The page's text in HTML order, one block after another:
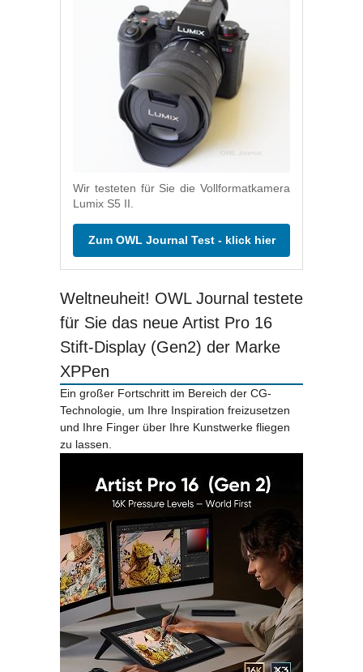
Wir testeten für Sie die Vollformatkamera
Lumix S5 II.
Zum OWL Journal Test - klick hier
Weltneuheit! OWL Journal testete
für Sie das neue Artist Pro 16
Stift-Display (Gen2) der Marke
XPPen
Ein großer Fortschritt im Bereich der CG-
Technologie, um Ihre Inspiration freizusetzen
und Ihre Finger über Ihre Kunstwerke fliegen
zu lassen.